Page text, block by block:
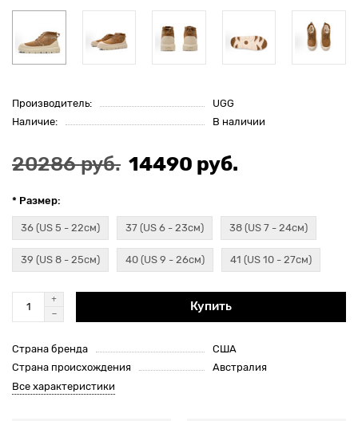
Производитель:
UGG
Наличие:
В наличии
20286 руб. 14490 руб.
* Размер:
36 (US 5 - 22см) 37 (US 6 - 23см) 38 (US 7 - 24см)
39 (US 8 - 25см) 40 (US 9 - 26см) 41 (US 10 - 27см)
Купить
Страна бренда
США
Страна происхождения
Австралия
Все характеристики